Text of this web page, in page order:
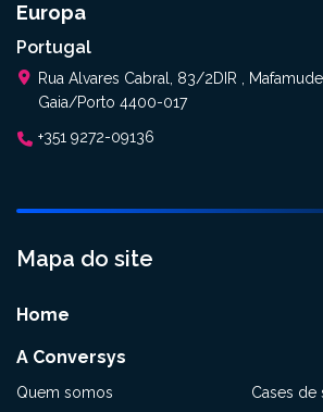
Europa
Portugal
Rua Alvares Cabral, 83/2DIR ,
Gaia/Porto 4400-017
+351 9272-09136
Mapa do site
Home
A Conversys
Quem somos
Cases de